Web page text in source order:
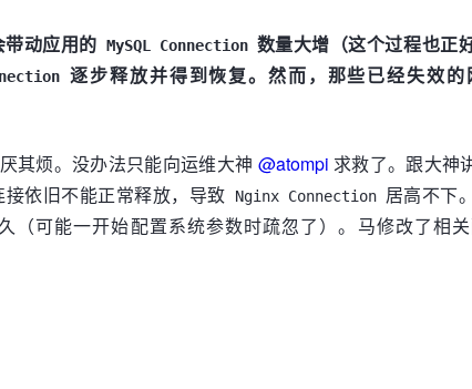
动应用的 MySQL Connection 数量大增（这个过程也正
逐步释放并得到恢复。然而，那些已经失效
其烦。没办法只能向运维大神 @atompi 求救了。跟大神
接依旧不能正常释放，导致 Nginx Connection 居高不下
（可能一开始配置系统参数时疏忽了）。马修改了相